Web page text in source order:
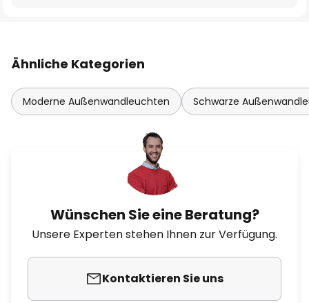
Ähnliche Kategorien
Moderne Außenwandleuchten Schwarze
Wünschen Sie eine Beratung?
Unsere Experten stehen Ihnen zur Verfügung.
Kontaktieren Sie uns